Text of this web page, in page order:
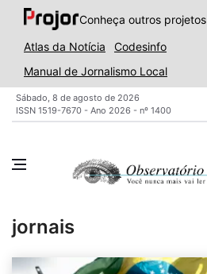
Conheça outros projetos
Atlas da Notícia
Codesinfo
Manual de Jornalismo Local
Sábado, 8 de agosto de 2026
ISSN 1519-7670 - Ano 2026 - nº 1400
jornais